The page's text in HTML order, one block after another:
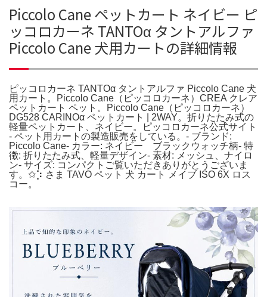
Piccolo Cane ペットカート ネイビー ピ
ッコロカーネ TANTOα タントアルファ
Piccolo Cane 犬用カートの詳細情報
ピッコロカーネ TANTOα タントアルファ Piccolo Cane 犬
用カート。Piccolo Cane（ピッコロカーネ）CREA クレア
ペットカート ペット。Piccolo Cane（ピッコロカーネ）
DG528 CARINOα ペットカート | 2WAY。折りたたみ式の
軽量ペットカート、ネイビー。ピッコロカーネ公式サイト
- ペット用カートの製造販売をしている。- ブランド:
Piccolo Cane- カラー: ネイビー ブラックウォッチ柄- 特
徴: 折りたたみ式、軽量デザイン- 素材: メッシュ、ナイロ
ン- サイズ: コンパクトご覧いただきありがとうございま
す。✩⡱ さま TAVO ペット 犬 カート メイブ ISO 6X ロス
コー。